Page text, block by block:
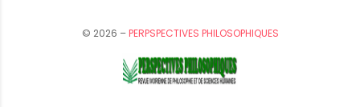
© 2026 –PERPSPECTIVES PHILOSOPHIQUES